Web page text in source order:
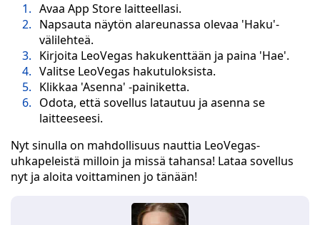
Avaa App Store laitteellasi.
Napsauta näytön alareunassa olevaa 'Haku'-
välilehteä.
Kirjoita LeoVegas hakukenttään ja paina 'Hae'.
Valitse LeoVegas hakutuloksista.
Klikkaa 'Asenna' -painiketta.
Odota, että sovellus latautuu ja asenna se
laitteeseesi.
Nyt sinulla on mahdollisuus nauttia LeoVegas-
uhkapeleistä milloin ja missä tahansa! Lataa sovellus
nyt ja aloita voittaminen jo tänään!